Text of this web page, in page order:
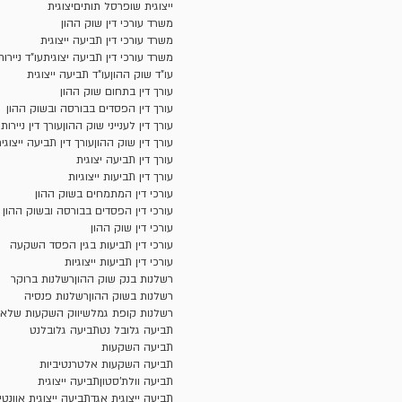
ייצוגית שופרסל תותיםיצוגית
משרד עורכי דין שוק ההון
משרד עורכי דין תביעה ייצוגית
משרד עורכי דין תביעה יצוגיתעו"ד
עו"ד שוק ההוןעו"ד תביעה ייצוגית
עורך דין בתחום שוק ההון
עורך דין הפסדים בבורסה ובשוק ההון
עורך דין לענייני שוק ההוןעורך דין
עורך דין שוק ההוןעורך דין תביעה
עורך דין תביעה יצוגית
עורך דין תביעות ייצוגיות
עורכי דין המתמחים בשוק ההון
עורכי דין הפסדים בבורסה ובשוק ההון
עורכי דין שוק ההון
עורכי דין תביעות בגין הפסד השקעה
עורכי דין תביעות ייצוגיות
רשלנות בנק שוק ההוןרשלנות ברוקר
רשלנות בשוק ההוןרשלנות פנסיה
רשלנות קופת גמלשיווק השקעות שלא
תביעה גלובל נטתביעה גלובלנט
תביעה השקעות
תביעה השקעות אלטרנטיביות
תביעה וולת'סטוןתביעה ייצוגית
תביעה ייצוגית אגדתביעה ייצוגית